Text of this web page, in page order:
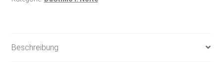
Beschreibung